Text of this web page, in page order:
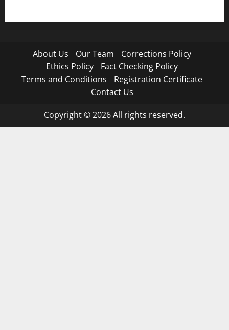
About Us Our Team
Corrections Policy
Ethics Policy
Fact Checking Policy
Terms and Conditions
Registration Certificate
Contact Us
Copyright © 2026 All rights reserved.